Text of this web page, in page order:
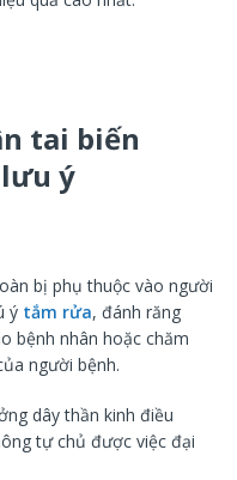
tai biến
ý
bị phụ thuộc vào người
ý tắm rửa, đánh răng
bệnh nhân hoặc chăm
người bệnh.
dây thần kinh điều
tự chủ được việc đại